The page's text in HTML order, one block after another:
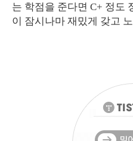
는 학점을 준다면 C+ 정도
이 잠시나마 재밌게 갖고